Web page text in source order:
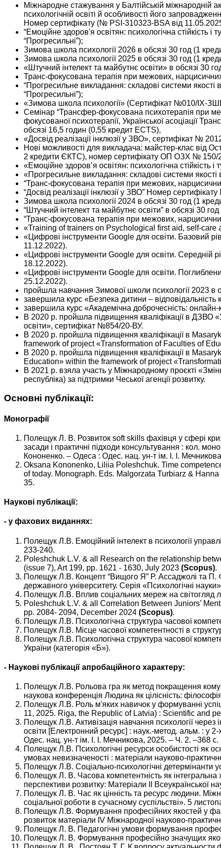
Міжнародне стажування у Балтійській міжнародній
психологічній освіті й особливості його
Номер сертифікату (№ PSI-310323-BSA від
“Емоційне здоров'я освітян: психологічна
“Прогресильні”);
Зимова школа психології 2026 в обсязі 30 год (1
Зимова школа психології 2025 в обсязі 30 год (1
«Штучний інтелект та майбутнє освіти» в обсязі
Транс-фокусована терапія при межових,
“Прогресильне викладання: складові системи
“Прогресильні”);
«Зимова школа психології» (Сертифікат №010/IX-
Семінар “Трансфер-фокусована психотерапія при
фокусованої психотерапії, Української асоціації
обсязі 16,5 годин (0,55 кредит ECTS),
«Досвід реалізації інклюзії у ЗВО», сертифікат №
Нові можливості для викладача: майстер-клас від
2 кредити ЄКТС), номер сертифікату ОП ОЗХ № 150/
«Емоційне здоров’я освітян: психологічна
«Прогресильне викладання: складові системи
“Транс-фокусована терапія при межових,
“Досвід реалізації інклюзії у ЗВО” Номер
Зимова школа психології 2024 в обсязі 30 год (1
“Штучний інтелект та майбутнє освіти” в обсязі 30
“Транс-фокусована терапія при межових,
«Training of trainers on Psychological first aid, self-
«Цифрові інструменти Google для освіти. Базовий
11.12.2022).
«Цифрові інструменти Google для освіти. Середній
18.12.2022).
«Цифрові інструменти Google для освіти.
25.12.2022).
пройшла навчання Зимової школи психології 2023
завершила курс «Безпека дитини –
завершила курс «Академічна доброчесність:
В 2020 р. пройшла підвищення кваліфікації в ДЗВО
освіти», сертифікат №854/20-ВУ.
В 2020 р. пройшла підвищення кваліфікації в
framework of project «Transformation of Faculties of
В 2020 р. пройшла підвищення кваліфікації в
Education» within the framework of project
В 2021 р. взяла участь у Міжнародному проєкті
республіка) за підтримки Чеської агенції розвитку.
Основні публікації:
Монографії
Полещук Л. В. Розвиток soft skills фахівця у сфері
засади і практичні підходи консультування : кол.
Кононенко. – Одеса : Одес. нац. ун-т ім. І. І.
Oksana Kononenko, Liliia Poleshchuk. Time
of today. Monograph. Eds. Malgorzata Turbiarz &
35.
Наукові публікації:
- у фахових виданнях:
Полещук Л.В. Емоційний інтелект в психології
233-240.
Poleshchuk L.V. & all Research on the relationship
(issue 7), Art 199, pp. 1621 - 1630, July 2023 (Scopus).
Полещук Л.В. Концепт “Вищого Я” Р. Ассаджолі та П.
державного університету. Серія «Психологічні
Полещук Л.В. Вплив соціальних мереж на світогляд
Poleshchuk L.V. & all Correlation Between Juniors’
pp. 2084- 2094, December 2024 (Scopus).
Полещук Л.В. Психологічна структура часової
Полещук Л.В. Місце часової компетентності в
Полещук Л.В. Психологічна структура часової
України (категорія «Б»).
- Наукові публікації апробаційного характеру:
Полещук Л.В. Рольова гра як метод покращення
наукова конференція Людина як цілісність:
Полещук Л.В. Роль м'яких навичок у формуванні
11, 2025. Riga, the Republic of Latvia) : Scientific and
Полещук Л.В. Активізація навчання психології через
освіти [Електронний ресурс] : наук.-метод. альм. : у
Одес. нац. ун-т ім. І. І. Мечникова, 2025. – Ч. 2. –368 с.
Полещук Л.В. Психологічні ресурси особистості як
умовах невизначеності : матеріали науково-
Полещук Л.В. Соціально-психологічні детермінанти
Полещук Л. В. Часова компетентність як інтегральна
перспективи розвитку: Матеріали ІІ
Полещук Л. В. Час як цінність та ресурс людини.
соціальної роботи в сучасному суспільстві». 5
Полещук Л.В. Формування професійних якостей у
розвиток матеріали IV Міжнародної науково-
Полещук Л. В. Педагогічні умови формування
Полещук Л. В. Формування професійно значущих